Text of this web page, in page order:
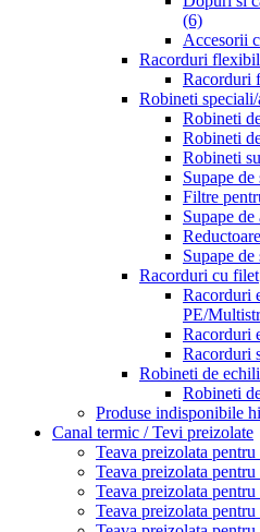
(6)
Accesorii
Racorduri
Racorduri
Robineti speciali/
Robineti
Robineti
Robineti
Supape de
Filtre
Supape de
Supape de
Racorduri cu filet
Racorduri
PE/
Racorduri
Racorduri
Robineti de
Robineti
Produse indisponibile
Canal termic / Tevi preizolate
Teava preizolata
Teava preizolata
Teava preizolata
Teava preizolata